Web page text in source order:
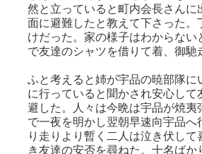
然と立っていると町内会長さん
面に避難したと教えて下さった
けだった。家の様子はわからな
で友達のシャツを借りて着、御馳
ふと考えると姉が宇品の暁部隊
に行っていると聞かされ安心し
避した。人々は今晩は宇品が焼
で一夜を明かし翌朝早速向宇品
り走りより暫く二人は泣き伏し
き友達の安否を尋ねた。十名ば